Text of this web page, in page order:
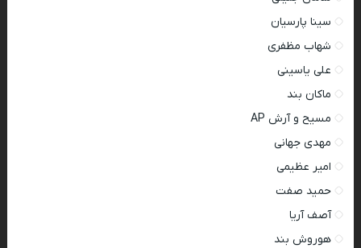
سینا پارسیان
شهاب مظفری
علی یاسینی
ماکان بند
مسیح و آرش AP
مهدی جهانی
امیر عظیمی
حمید صفت
آصف آریا
هوروش بند